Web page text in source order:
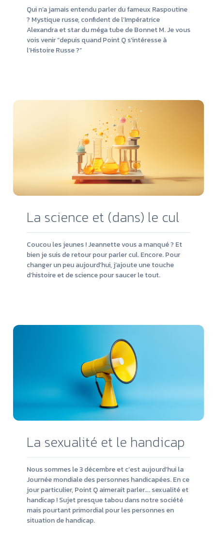
Qui n’a jamais entendu parler du fameux Raspoutine
? Mystique russe, confident de l’Impératrice
Alexandra et star du méga tube de Bonnet M. Je vous
vois venir “depuis quand Point Q s’intéresse à
l’Histoire Russe ?”
La science et (dans) le cul
Coucou les jeunes ! Jeannette vous a manqué ? Et
bien je suis de retour pour parler cul. Encore. Pour
changer un peu aujourd’hui, j’ajoute une touche
d’histoire et de science pour saucer le tout.
La sexualité et le handicap
Nous sommes le 3 décembre et c’est aujourd’hui la
Journée mondiale des personnes handicapées. En ce
jour particulier, Point Q aimerait parler…. sexualité et
handicap ! Sujet presque tabou dans notre société
mais pourtant primordial pour les personnes en
situation de handicap.